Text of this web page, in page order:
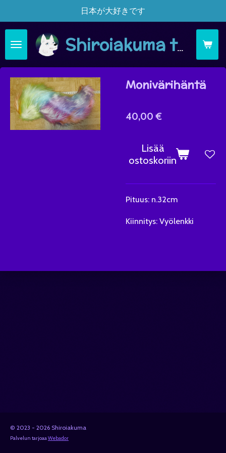
pääsisältöön
Shiroiakuma täsä moi
日本が大好きです
Monivärihäntä
40,00 €
Lisää
ostoskoriin
Pituus: n.32cm
Kiinnitys: Vyölenkki
© 2023 - 2026 Shiroiakuma
Palvelun tarjoaaWebador